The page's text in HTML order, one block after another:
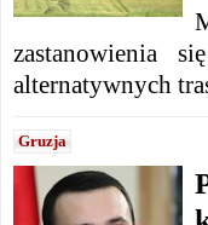
zastanowienia
alternatywnych
Gruzja